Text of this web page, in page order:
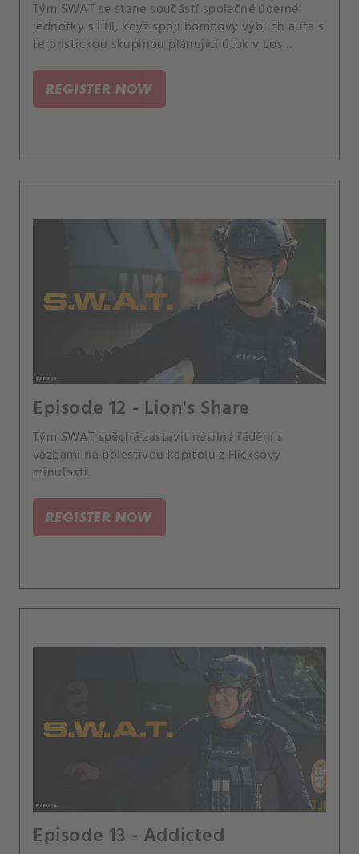
Tým SWAT se stane součástí společné úderné
jednotky s FBI, když spojí bombový výbuch auta s
teroristickou skupinou plánující útok v Los
umožní nahlédnout do původu jeho víry.
REGISTER NOW
Episode 12 - Lion's Share
Tým SWAT spěchá zastavit násilné řádění s
vazbami na bolestivou kapitolu z Hicksovy
minulosti.
REGISTER NOW
Episode 13 - Addicted